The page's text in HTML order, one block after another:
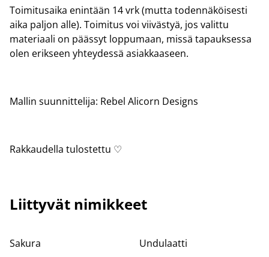
Toimitusaika enintään 14 vrk (mutta todennäköisesti
aika paljon alle). Toimitus voi viivästyä, jos valittu
materiaali on päässyt loppumaan, missä tapauksessa
olen erikseen yhteydessä asiakkaaseen.
Mallin suunnittelija: Rebel Alicorn Designs
Rakkaudella tulostettu ♡
Liittyvät nimikkeet
Sakura
Undulaatti